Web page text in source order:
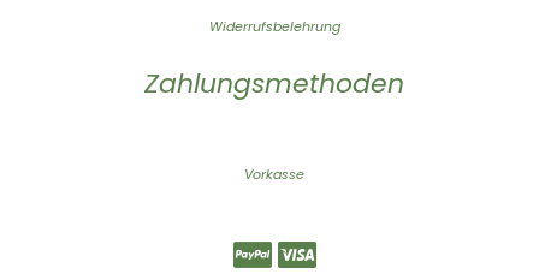
Widerrufsbelehrung
Zahlungsmethoden
Vorkasse